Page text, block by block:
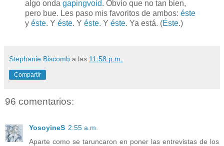
algo onda gapingvoid. Obvio que no tan bien,
pero bue. Les paso mis favoritos de ambos: éste
y éste. Y éste. Y éste. Y éste. Ya está. (Éste.)
Stephanie Biscomb a las 11:58 p.m.
Compartir
96 comentarios:
YosoyineS 2:55 a.m.
Aparte como se taruncaron en poner las entrevistas de los